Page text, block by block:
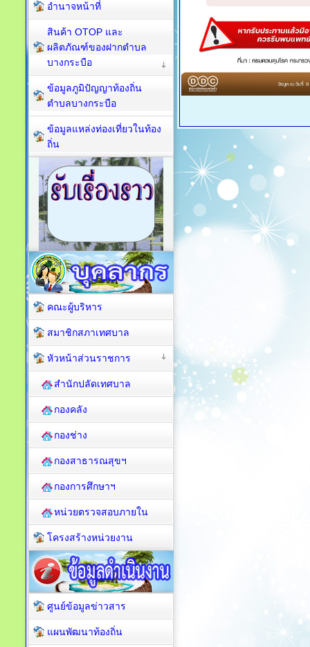
อำนาจหน้าที่
สินค้า OTOP และ
ผลิตภัณฑ์ของฝากตำบล
บางกระบือ
ข้อมูลภูมิปัญญาท้องถิ่น
ตำบลบางกระบือ
ข้อมูลแหล่งท่องเที่ยวในท้อง
ถิ่น
คณะผู้บริหาร
สมาชิกสภาเทศบาล
หัวหน้าส่วนราชการ
สำนักปลัดเทศบาล
กองคลัง
กองช่าง
กองสาธารณสุขฯ
กองการศึกษาฯ
หน่วยตรวจสอบภายใน
โครงสร้างหน่วยงาน
ศูนย์ข้อมูลข่าวสาร
แผนพัฒนาท้องถิ่น